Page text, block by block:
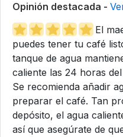
Opinión destacada -
El
puedes tener tu café
tanque de agua
caliente las 24 horas
Se recomienda añadir
preparar el café. Tan
depósito, el agua
así que asegúrate de